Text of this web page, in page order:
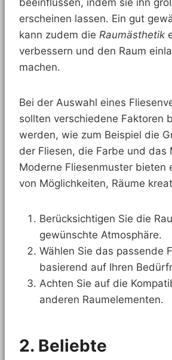
beeinflussen, indem sie ihn
erscheinen lassen. Ein gut
kann zudem die Raumästhetik
verbessern und den Raum
machen.
Bei der Auswahl eines
sollten verschiedene Faktoren
werden, wie zum Beispiel die
der Fliesen, die Farbe und das
Moderne Fliesenmuster bieten
von Möglichkeiten, Räume
Berücksichtigen Sie die
gewünschte Atmosphäre.
Wählen Sie das passende
basierend auf Ihren
Achten Sie auf die
anderen Raumelementen.
2. Beliebte